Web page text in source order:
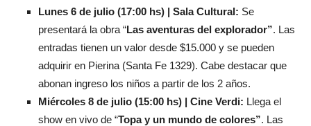
Lunes 6 de julio (17:00 hs) | Sala Cultural: Se
presentará la obra “Las aventuras del explorador”. Las
entradas tienen un valor desde $15.000 y se pueden
adquirir en Pierina (Santa Fe 1329). Cabe destacar que
abonan ingreso los niños a partir de los 2 años.
Miércoles 8 de julio (15:00 hs) | Cine Verdi: Llega el
show en vivo de “Topa y un mundo de colores”. Las